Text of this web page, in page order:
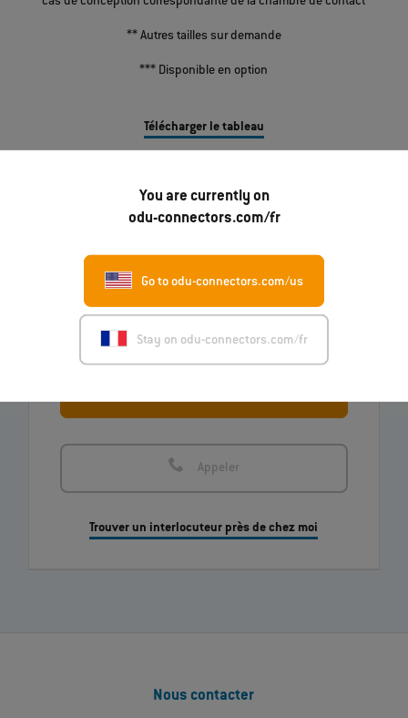
You are currently on
odu-connectors.com/fr
Go to odu-connectors.com/us
Stay on odu-connectors.com/fr
** Autres tailles sur demande
*** Disponible en option
Télécharger le tableau
Vous avez des questions sur nos produits ?
N’hésitez pas à nous contacter.
Appeler
Trouver un interlocuteur près de chez moi
Nous contacter